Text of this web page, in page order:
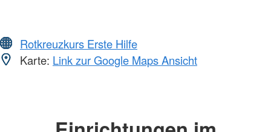
Rotkreuzkurs Erste Hilfe
Karte: Link zur Google Maps Ansicht